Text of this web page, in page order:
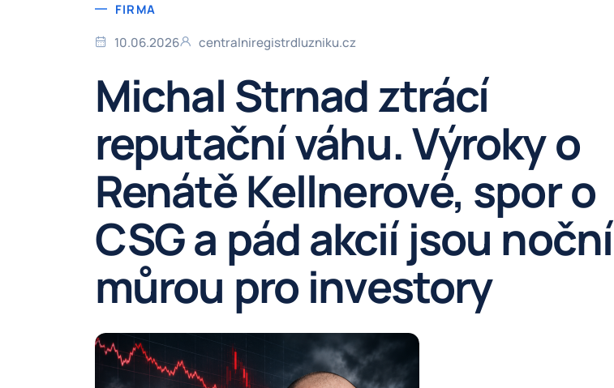
FIRMA
10.06.2026 centralniregistrdluzniku.cz
Michal Strnad ztrácí
reputační váhu. Výroky o
Renátě Kellnerové, spor o
CSG a pád akcií jsou noční
můrou pro investory